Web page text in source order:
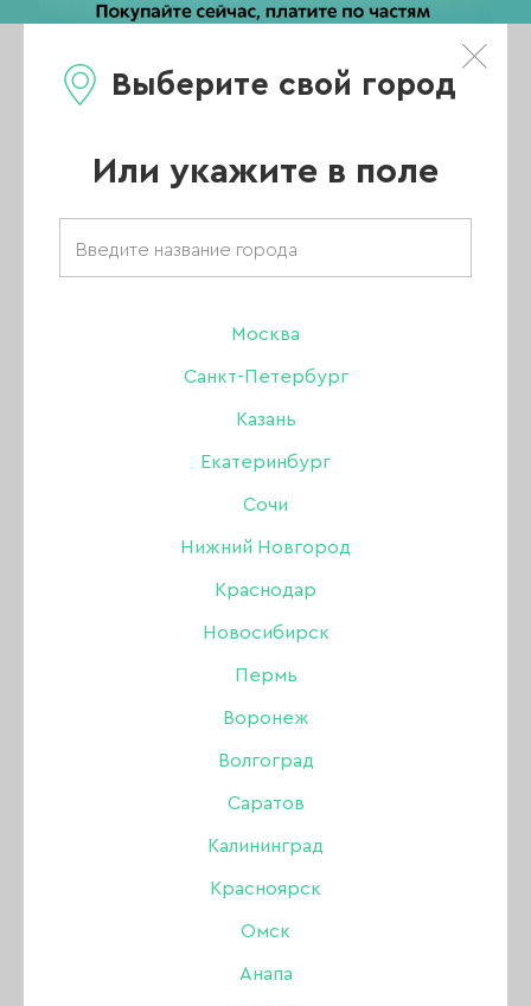
Выберите свой город
Или укажите в поле
Москва
Санкт-Петербург
Казань
Екатеринбург
Сочи
Нижний Новгород
Краснодар
Новосибирск
Пермь
Воронеж
Волгоград
Саратов
Калининград
Красноярск
Омск
Анапа
Каталог
Товары бренда
«Manita»
УХОД ЗА КОЖЕЙ РУК И ТЕЛА
СРЕДСТВА ДЛЯ ПЕДИКЮРА
ДЕЗИНФЕКЦИЯ И СТЕРИЛИЗАЦИЯ
АНТИСЕПТИКИ ДЛЯ РУК
КРОВООСТАНАВЛИВАЮЩИЕ
АНТИРЖАВЧИНА И НАЛЁТ